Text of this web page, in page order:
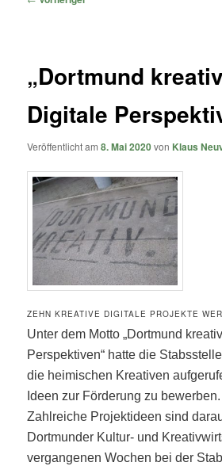
„Dortmund
Digitale
Veröffentlicht am8. Mai 2020von Klaus
ZEHN KREATIVE DIGITALE PROJEKTE
Unter dem Motto „Dortmund
Perspektiven“ hatte die
die heimischen Kreativen
Ideen zur Förderung zu bewerben.
Zahlreiche Projektideen sind
Dortmunder Kultur- und
vergangenen Wochen bei der